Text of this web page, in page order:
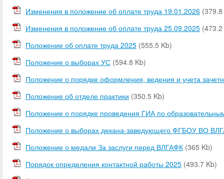
Изменения в положение об оплате труда 19.01.2026
Изменения в положение об оплате труда 25.09.2025
Положение об оплате труда 2025 (555.5 Kb)
Положение о выборах УС (594.8 Kb)
Положение о порядке оформления, ведения и учета
Положение об отделе практики (350.5 Kb)
Положение о порядке проведения ГИА по
Положение о выборах декана-заведующего ФГБОУ ВО
Положение о медали За заслуги перед ВЛГАФК (365 Kb)
Порядок определения контактной работы 2025 (493.7 Kb)